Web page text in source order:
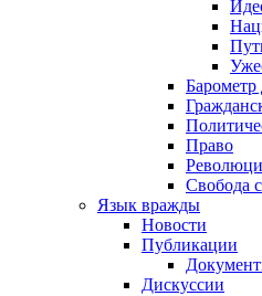
Барометр
Право
Свобода
Язык вражды
Новости
Публикации
Дискуссии